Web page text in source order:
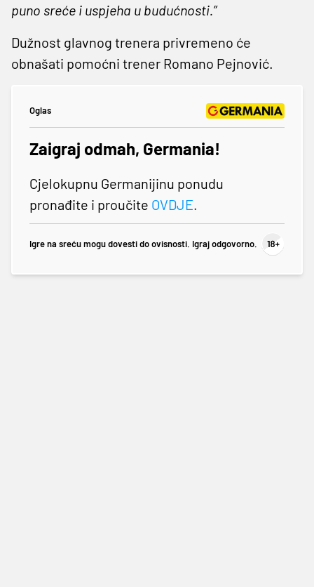
puno sreće i uspjeha u budućnosti.”
Dužnost glavnog trenera privremeno će
obnašati pomoćni trener Romano Pejnović.
Oglas
Zaigraj odmah, Germania!
Cjelokupnu Germanijinu ponudu
pronađite i proučite OVDJE.
Igre na sreću mogu dovesti do ovisnosti. Igraj odgovorno.